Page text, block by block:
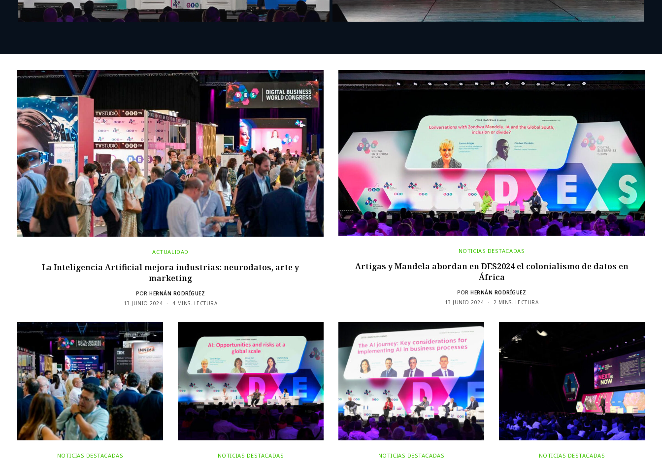
ACTUALIDAD
La Inteligencia Artificial mejora industrias: neurodatos, arte y
marketing
POR HERNÁN RODRÍGUEZ
13 JUNIO 2024
4 MINS. LECTURA
NOTICIAS DESTACADAS
Artigas y Mandela abordan en DES2024 el colonialismo de datos en
África
POR HERNÁN RODRÍGUEZ
13 JUNIO 2024
2 MINS. LECTURA
NOTICIAS DESTACADAS NOTICIAS DESTACADAS NOTICIAS DESTACADAS NOTICIAS DESTACADAS